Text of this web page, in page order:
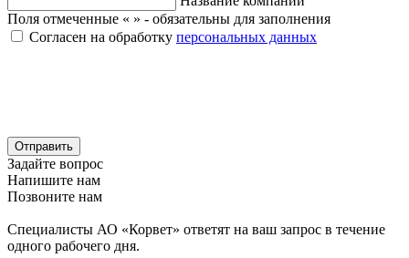
Поля отмеченные « » - обязательны для заполнения
Согласен на обработку персональных данных
Отправить
Задайте вопрос
Напишите нам
Позвоните нам
Специалисты АО «Корвет» ответят на ваш запрос в течение
одного рабочего дня.